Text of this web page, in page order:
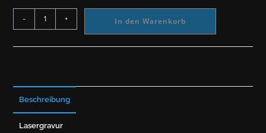
- + In den Warenkorb
Beschreibung
Lasergravur